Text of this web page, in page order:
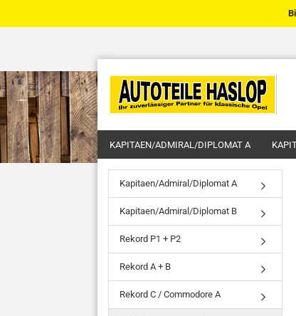
KAPITAEN/ADMIRAL/DIPLOMAT A
Kapitaen/Admiral/Diplomat A
Kapitaen/Admiral/Diplomat B
Rekord P1 + P2
Rekord A + B
Rekord C / Commodore A